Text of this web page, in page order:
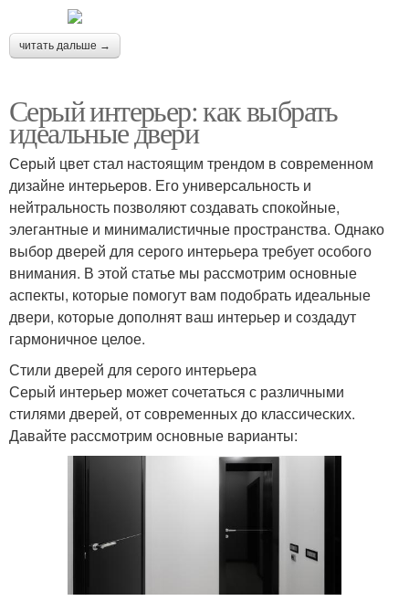
читать дальше →
Серый интерьер: как выбрать
идеальные двери
Серый цвет стал настоящим трендом в современном
дизайне интерьеров. Его универсальность и
нейтральность позволяют создавать спокойные,
элегантные и минималистичные пространства. Однако
выбор дверей для серого интерьера требует особого
внимания. В этой статье мы рассмотрим основные
аспекты, которые помогут вам подобрать идеальные
двери, которые дополнят ваш интерьер и создадут
гармоничное целое.
Стили дверей для серого интерьера
Серый интерьер может сочетаться с различными
стилями дверей, от современных до классических.
Давайте рассмотрим основные варианты: